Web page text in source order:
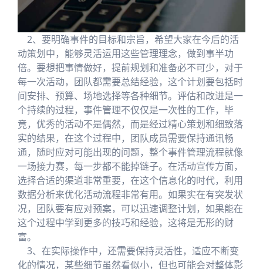
2、要明确事件的目标和宗旨，希望大家在今后的活
动策划中，能够灵活运用这些管理理念，做到事半功
倍。要想把事情做好，提前规划和准备必不可少，对于
每一次活动，团队都需要总结经验，这个计划要包括时
间安排、预算、场地选择等各种细节。评估和改进是一
个持续的过程，事件管理不仅仅是一次性的工作，毕
竟，优秀的活动不是偶然，而是经过精心策划和细致落
实的结果，在这个过程中，团队成员需要保持通讯畅
通，随时应对可能出现的问题，整个事件管理流程就像
一场接力赛，每一步都不能掉链子。在活动宣传方面，
选择合适的渠道非常重要，在这个信息化的时代，利用
数据分析来优化活动流程非常有用。如果实在有突发状
况，团队要有应对预案，可以迅速调整计划，如果能在
这个过程中学到更多的技巧和经验，这将是无形的财
富。
3、在实际操作中，还需要保持灵活性，适应不断变
化的情况，某些细节虽然看似小，但也可能会对整体影